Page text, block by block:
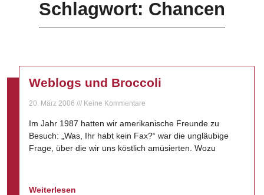
Schlagwort: Chancen
Weblogs und Broccoli
20. März 2006 Keine Kommentare
Im Jahr 1987 hatten wir amerikanische Freunde zu
Besuch: „Was, Ihr habt kein Fax?“ war die ungläubige
Frage, über die wir uns köstlich amüsierten. Wozu
Weiterlesen